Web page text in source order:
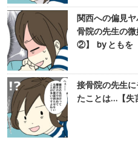
関西への偏見
骨院の先生の
②】 by ともを
接骨院の先生
たことは…【失